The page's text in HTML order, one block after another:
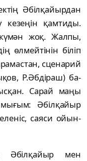
Әбіл­қайыр­дан
ке­зеңін қамтиды.
жоқ. Жалпы,
өлмейтінін біліп
сценарий
Р.Әбдіраш) ба­
Сарай маңы
Әбілқайыр
саяси ойын­
Әбіл­қайыр мен